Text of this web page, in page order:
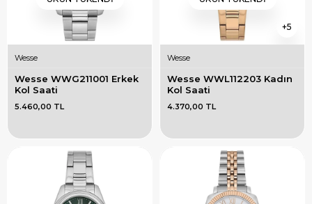
Wesse
Wesse WWG211001 Erkek
Kol Saati
5.460,00 TL
5
Wesse
Wesse WWL112203 Kadın
Kol Saati
4.370,00 TL